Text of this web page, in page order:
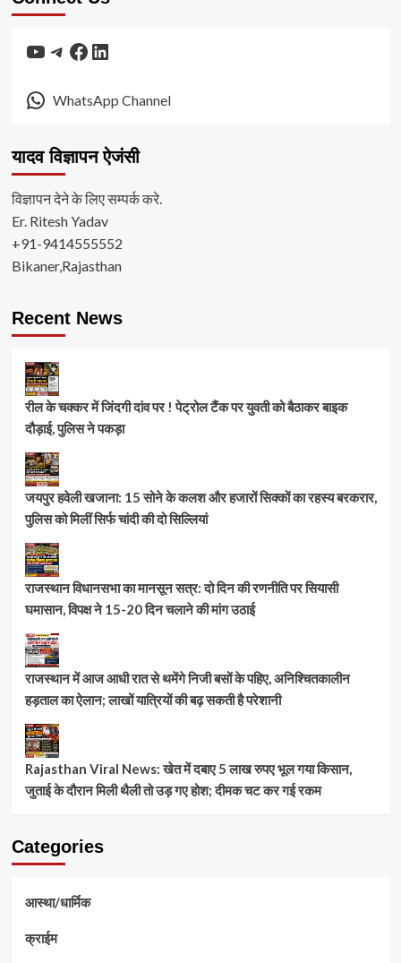
YouTube
Telegram
Facebook
LinkedIn
WhatsApp Channel
यादव विज्ञापन ऐजंसी
विज्ञापन देने के लिए सम्पर्क करे.
Er. Ritesh Yadav
+91-9414555552
Bikaner,Rajasthan
Recent News
रील के चक्कर में जिंदगी दांव पर ! पेट्रोल टैंक पर युवती को बैठाकर बाइक
दौड़ाई, पुलिस ने पकड़ा
जयपुर हवेली खजाना: 15 सोने के कलश और हजारों सिक्कों का रहस्य बरकरार,
पुलिस को मिलीं सिर्फ चांदी की दो सिल्लियां
राजस्थान विधानसभा का मानसून सत्र: दो दिन की रणनीति पर सियासी
घमासान, विपक्ष ने 15-20 दिन चलाने की मांग उठाई
राजस्थान में आज आधी रात से थमेंगे निजी बसों के पहिए, अनिश्चितकालीन
हड़ताल का ऐलान; लाखों यात्रियों की बढ़ सकती है परेशानी
Rajasthan Viral News: खेत में दबाए 5 लाख रुपए भूल गया किसान,
जुताई के दौरान मिली थैली तो उड़ गए होश; दीमक चट कर गई रकम
Categories
आस्था/धार्मिक
क्राईम